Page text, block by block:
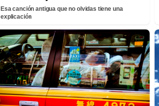
Esa canción antigua que no olvidas tiene una
explicación